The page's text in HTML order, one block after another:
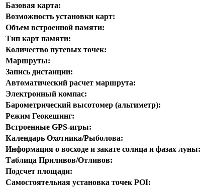
Базовая карта:
Возможность установки карт:
Объем встроенной памяти:
Тип карт памяти:
Количество путевых точек:
Маршруты:
Запись дистанции:
Автоматический расчет маршрута:
Электронный компас:
Барометрический высотомер (альтиметр):
Режим Геокешинг:
Встроенные GPS-игры:
Календарь Охотника/Рыболова:
Информация о восходе и закате солнца и фазах луны:
Таблица Приливов/Отливов:
Подсчет площади:
Самостоятельная установка точек POI: